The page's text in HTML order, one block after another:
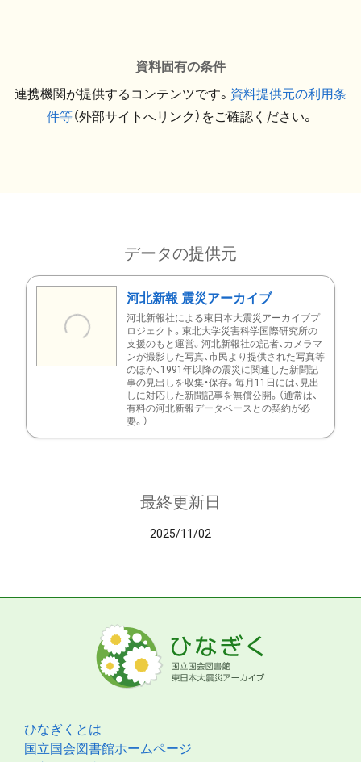
資料固有の条件
連携機関が提供するコンテンツです。 資料提供元の利用条
件等（外部サイトへリンク）をご確認ください。
データの提供元
河北新報 震災アーカイブ
河北新報社による東日本大震災アーカイブプ
ロジェクト。東北大学災害科学国際研究所の
支援のもと運営。河北新報社の記者、カメラマ
ンが撮影した写真、市民より提供された写真等
のほか、1991年以降の震災に関連した新聞記
事の見出しを収集・保存。毎月11日には、見出
しに対応した新聞記事を無償公開。（通常は、
有料の河北新報データベースとの契約が必
要。）
最終更新日
2025/11/02
ひなぎくとは
国立国会図書館ホームページ